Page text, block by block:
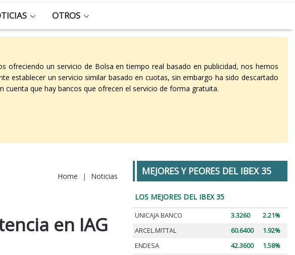
OTROS
ofreciendo un servicio de Bolsa en tiempo real basado en publicidad, nos hemos
establecer un servicio similar basado en cuotas, sin embargo ha sido descartado
cuenta que hay bancos que ofrecen el servicio de forma gratuita.
Home | Noticias
en IAG
MEJORES Y PEORES DEL IBEX 35
LOS MEJORES DEL IBEX 35
UNICAJA BANCO 3.3260
2.21%
ARCEL.MITTAL
60.6400
1.92%
ENDESA
42.3600
1.58%